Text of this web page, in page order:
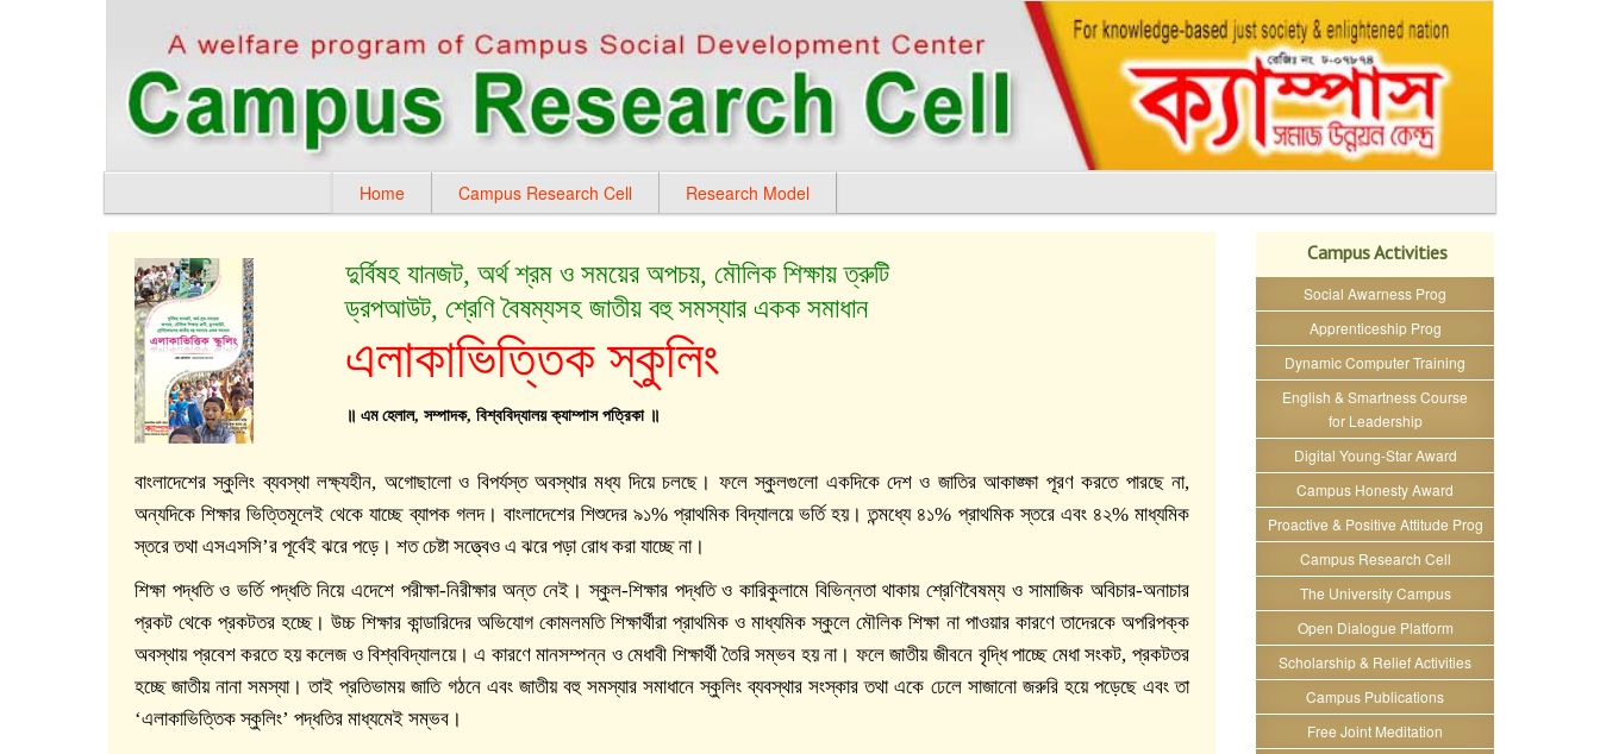
Home Campus Research Cell Research Model
দুর্বিষহ যানজট, অর্থ শ্রম ও সময়ের অপচয়, মৌলিক শিক্ষায় ত্রুটি
ড্রপআউট, শ্রেণি বৈষম্যসহ জাতীয় বহু সমস্যার একক সমাধান
এলাকাভিত্তিক স্কুলিং
॥ এম হেলাল, সম্পাদক, বিশ্ববিদ্যালয় ক্যাম্পাস পত্রিকা ॥
বাংলাদেশের স্কুলিং ব্যবস্থা লক্ষ্যহীন, অগোছালো ও বিপর্যস্ত অবস্থার মধ্য দিয়ে চলছে। ফলে স্কুলগুলো একদিকে দেশ ও জাতির আকাঙ্ক্ষা পূরণ করতে পারছে না,
অন্যদিকে শিক্ষার ভিত্তিমূলেই থেকে যাচ্ছে ব্যাপক গলদ। বাংলাদেশের শিশুদের ৯১% প্রাথমিক বিদ্যালয়ে ভর্তি হয়। তন্মধ্যে ৪১% প্রাথমিক স্তরে এবং ৪২% মাধ্যমিক
স্তরে তথা এসএসসি’র পূর্বেই ঝরে পড়ে। শত চেষ্টা সত্ত্বেও এ ঝরে পড়া রোধ করা যাচ্ছে না।
শিক্ষা পদ্ধতি ও ভর্তি পদ্ধতি নিয়ে এদেশে পরীক্ষা-নিরীক্ষার অন্ত নেই। স্কুল-শিক্ষার পদ্ধতি ও কারিকুলামে বিভিন্নতা থাকায় শ্রেণিবৈষম্য ও সামাজিক অবিচার-অনাচার
প্রকট থেকে প্রকটতর হচ্ছে। উচ্চ শিক্ষার কান্ডারিদের অভিযোগ কোমলমতি শিক্ষার্থীরা প্রাথমিক ও মাধ্যমিক স্কুলে মৌলিক শিক্ষা না পাওয়ার কারণে তাদেরকে অপরিপক্ক
অবস্থায় প্রবেশ করতে হয় কলেজ ও বিশ্ববিদ্যালয়ে। এ কারণে মানসম্পন্ন ও মেধাবী শিক্ষার্থী তৈরি সম্ভব হয় না। ফলে জাতীয় জীবনে বৃদ্ধি পাচ্ছে মেধা সংকট, প্রকটতর
হচ্ছে জাতীয় নানা সমস্যা। তাই প্রতিভাময় জাতি গঠনে এবং জাতীয় বহু সমস্যার সমাধানে স্কুলিং ব্যবস্থার সংস্কার তথা একে ঢেলে সাজানো জরুরি হয়ে পড়েছে এবং তা
‘এলাকাভিত্তিক স্কুলিং’ পদ্ধতির মাধ্যমেই সম্ভব।
Campus Activities
Social Awarness Prog
Apprenticeship Prog
Dynamic Computer Training
English & Smartness Course
for Leadership
Digital Young-Star Award
Campus Honesty Award
Proactive & Positive Attitude Prog
Campus Research Cell
The University Campus
Open Dialogue Platform
Scholarship & Relief Activities
Campus Publications
Free Joint Meditation